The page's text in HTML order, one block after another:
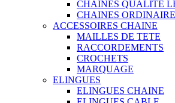
CHAINES QUALITE
CHAINES
ACCESSOIRES CHAINE
MAILLES DE TETE
RACCORDEMENTS
CROCHETS
MARQUAGE
ELINGUES
ELINGUES CHAINE